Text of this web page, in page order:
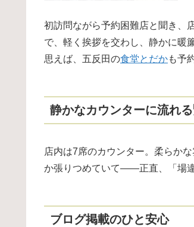
初訪問ながら予約困難店と聞き、
で、軽く挨拶を交わし、静かに暖
思えば、五反田の食堂とだかも予
静かなカウンターに流れ
店内は7席のカウンター。柔らか
か張りつめていて——正直、「場
ブログ掲載のひと安心